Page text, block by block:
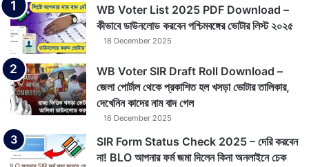
WB Voter List 2025 PDF Download –
কীভাবে ডাউনলোড করবেন পশ্চিমবঙ্গের ভোটার লিস্ট ২০২৫
18 December 2025
WB Voter SIR Draft Roll Download –
জেলা পোর্টাল থেকে প্রকাশিত হল খসড়া ভোটার তালিকার,
দেখেনিন কাদের নাম বাদ গেল
16 December 2025
SIR Form Status Check 2025 – দেরি করবেন
না! BLO আপনার ফর্ম জমা দিলেন কিনা অনলাইনে চেক